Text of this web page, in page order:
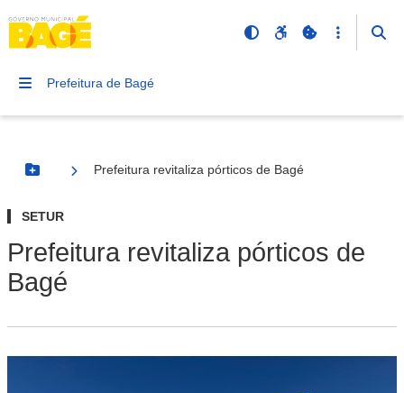
Prefeitura de Bagé
Botão Menu
Prefeitura revitaliza pórticos de Bagé
SETUR
Prefeitura revitaliza pórticos de
Bagé